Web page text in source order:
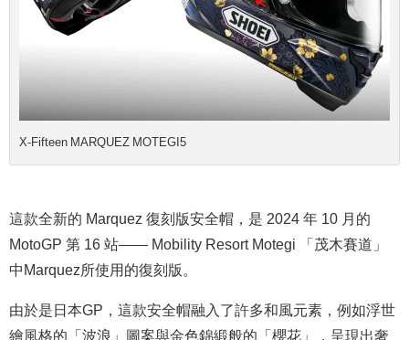
X-Fifteen MARQUEZ MOTEGI5
這款全新的 Marquez 復刻版安全帽，是 2024 年 10 月的
MotoGP 第 16 站—— Mobility Resort Motegi 「茂木賽道」
中Marquez所使用的復刻版。
由於是日本GP，這款安全帽融入了許多和風元素，例如浮世
繪風格的「波浪」圖案與金色錦緞般的「櫻花」，呈現出奢